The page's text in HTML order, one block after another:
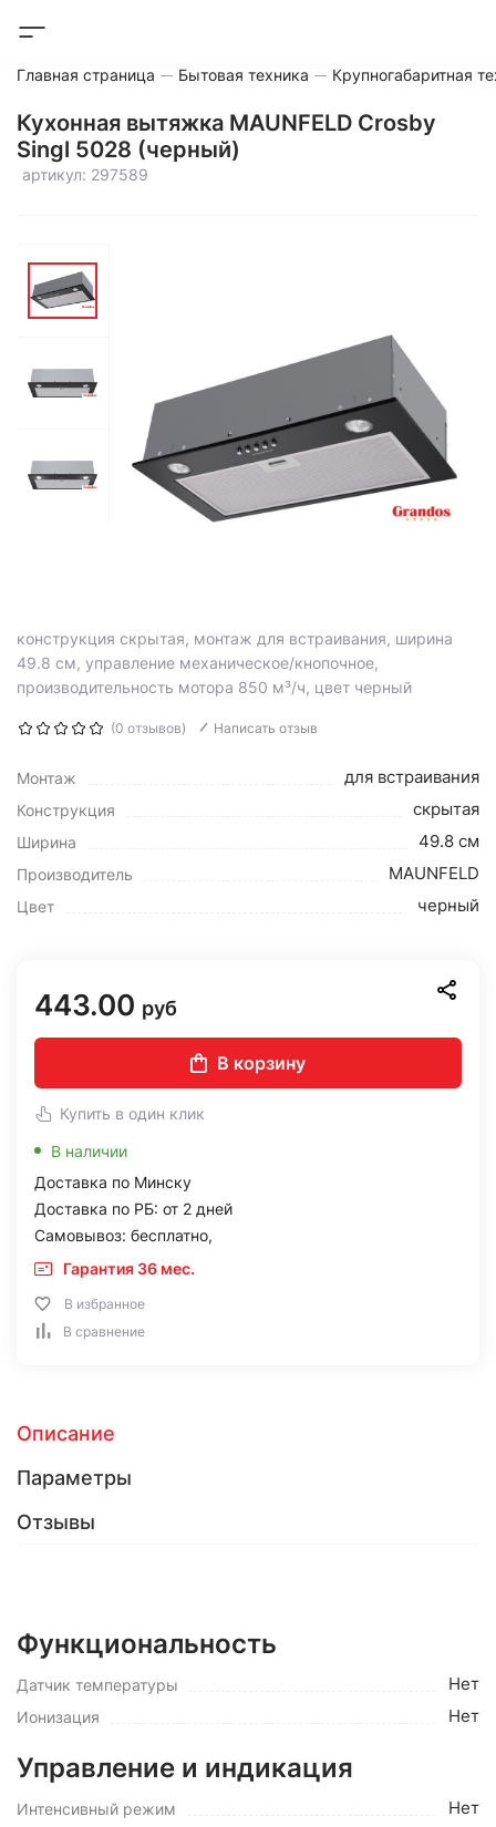
Главная страница Бытовая техника Крупногабаритная
Кухонная вытяжка MAUNFELD Crosby
Singl 5028 (черный)
артикул: 297589
конструкция скрытая, монтаж для встраивания, ширина
49.8 см, управление механическое/кнопочное,
производительность мотора 850 м³/ч, цвет черный
(0 отзывов) Написать отзыв
Монтаж для встраивания
Конструкция скрытая
Ширина 49.8 см
Производитель MAUNFELD
Цвет черный
443.00 руб
В корзину
Купить в один клик
В наличии
Доставка по Минску
Доставка по РБ: от 2 дней
Самовывоз: бесплатно,
Гарантия 36 мес.
В избранное
В сравнение
Описание
Параметры
Отзывы
Функциональность
Датчик температуры Нет
Ионизация Нет
Управление и индикация
Интенсивный режим Нет